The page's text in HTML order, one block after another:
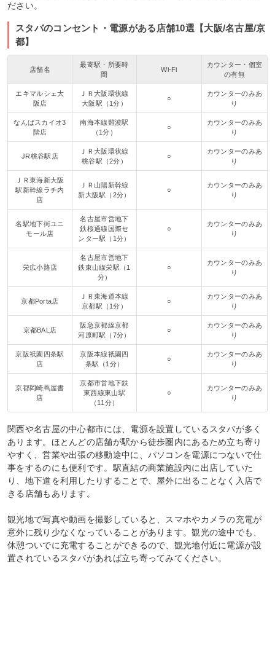
ださい。
スタバのコンセント・電源がある店舗10選【大阪/名古屋/京
都】
店舗名
最寄駅・所要時
間
Wi-Fi
カウンター・個室
の有無
エキマルシェ大
阪店
ＪＲ大阪環状線
大阪駅（1分）
○
カウンターのみあ
り
なんばスカイオ3
階店
南海本線難波駅
（1分）
○
カウンターのみあ
り
JR桃谷駅店
ＪＲ大阪環状線
桃谷駅（2分）
○
カウンターのみあ
り
ＪＲ東海新大阪
駅新幹線ラチ内
店
ＪＲ山陽新幹線
新大阪駅（2分）
○
カウンターのみあ
り
名駅地下街ユニ
モール店
名古屋市営地下
鉄桜通線国際セ
ンター駅（1分）
○
カウンターのみあ
り
栄広小路店
名古屋市営地下
鉄東山線栄駅（1
分）
○
カウンターのみあ
り
京都Porta店
ＪＲ東海道本線
京都駅（1分）
○
カウンターのみあ
り
京都BAL店
阪急京都線京都
河原町駅（7分）
○
カウンターのみあ
り
京阪祇園四条駅
店
京阪本線祇園四
条駅（1分）
○
カウンターのみあ
り
京都岡崎蔦屋書
店
京都市営地下鉄
東西線東山駅
（11分）
○
カウンターのみあ
り
関西や名古屋の中心都市には、電源を設置しているスタバが多く
あります。ほとんどの店舗が駅から徒歩圏内にあるため立ち寄り
やすく、営業や出張の移動途中に、パソコンを電源につないで仕
事をするのにも便利です。駅直結の商業施設内に出店していた
り、地下道を利用したりすることで、屋外に出ることなく入店で
きる店舗もあります。
観光地で写真や動画を撮影していると、スマホやカメラの充電が
意外に残り少なくなっていることがあります。観光の途中でも、
休憩ついでに充電することができるので、観光地付近に電源が設
置されているスタバがあれば立ち寄ってみてください。